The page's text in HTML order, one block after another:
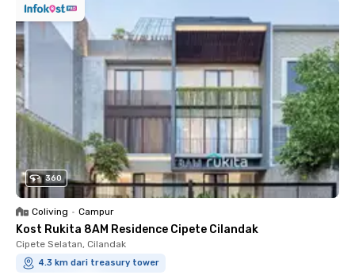
360
Coliving • Campur
Kost Rukita 8AM Residence Cipete Cilandak
Cipete Selatan, Cilandak
4.3 km dari treasury tower